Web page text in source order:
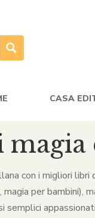
CASA
con i migliori
per bambini),
semplici